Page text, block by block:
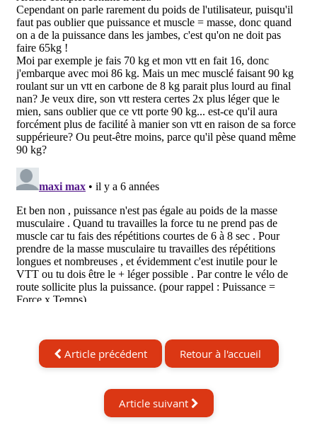
Article précédent Retour à l'accueil
Article suivant